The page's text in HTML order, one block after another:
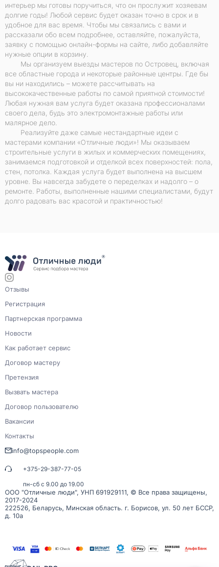
интерьер мы готовы поручиться, что он прослужит хозяевам
долгие годы! Любой сервис будет оказан точно в срок и в
удобное для вас время. Чтобы мы связались с вами и
рассказали обо всем подробнее, оставляйте, пожалуйста,
заявку с помощью онлайн-формы на сайте, либо добавляйте
нужные опции в корзину.
Мы организуем выезды мастеров по Островец, включая
все областные города и некоторые районные центры. Где бы
вы ни находились – можете рассчитывать на
высококачественные работы по самой приятной стоимости!
Любая нужная вам услуга будет оказана профессионалами
своего дела, будь это электромонтажные работы или
малярное дело.
Реализуйте даже самые нестандартные идеи с
мастерами компании «Отличные люди»! Мы оказываем
строительные услуги в жилых и коммерческих помещениях,
занимаемся подготовкой и отделкой всех поверхностей: пола,
стен, потолка. Каждая услуга будет выполнена на высшем
уровне. Вы навсегда забудете о переделках и надолго – о
ремонте. Работы, выполненные нашими специалистами, будут
долго радовать вас красотой и практичностью!
ООО "Отличные люди", УНП 691929111, © Все права защищены,
2017-2024
222526, Беларусь, Минская область. г. Борисов, ул. 50 лет БССР,
д. 10а
Отзывы
Регистрация
Партнерская программа
Новости
Как работает сервис
Договор мастеру
Претензия
Вызвать мастера
Договор пользователю
Вакансии
Контакты
info@topspeople.com
+375-29-387-77-05
пн-сб с 9.00 до 19.00